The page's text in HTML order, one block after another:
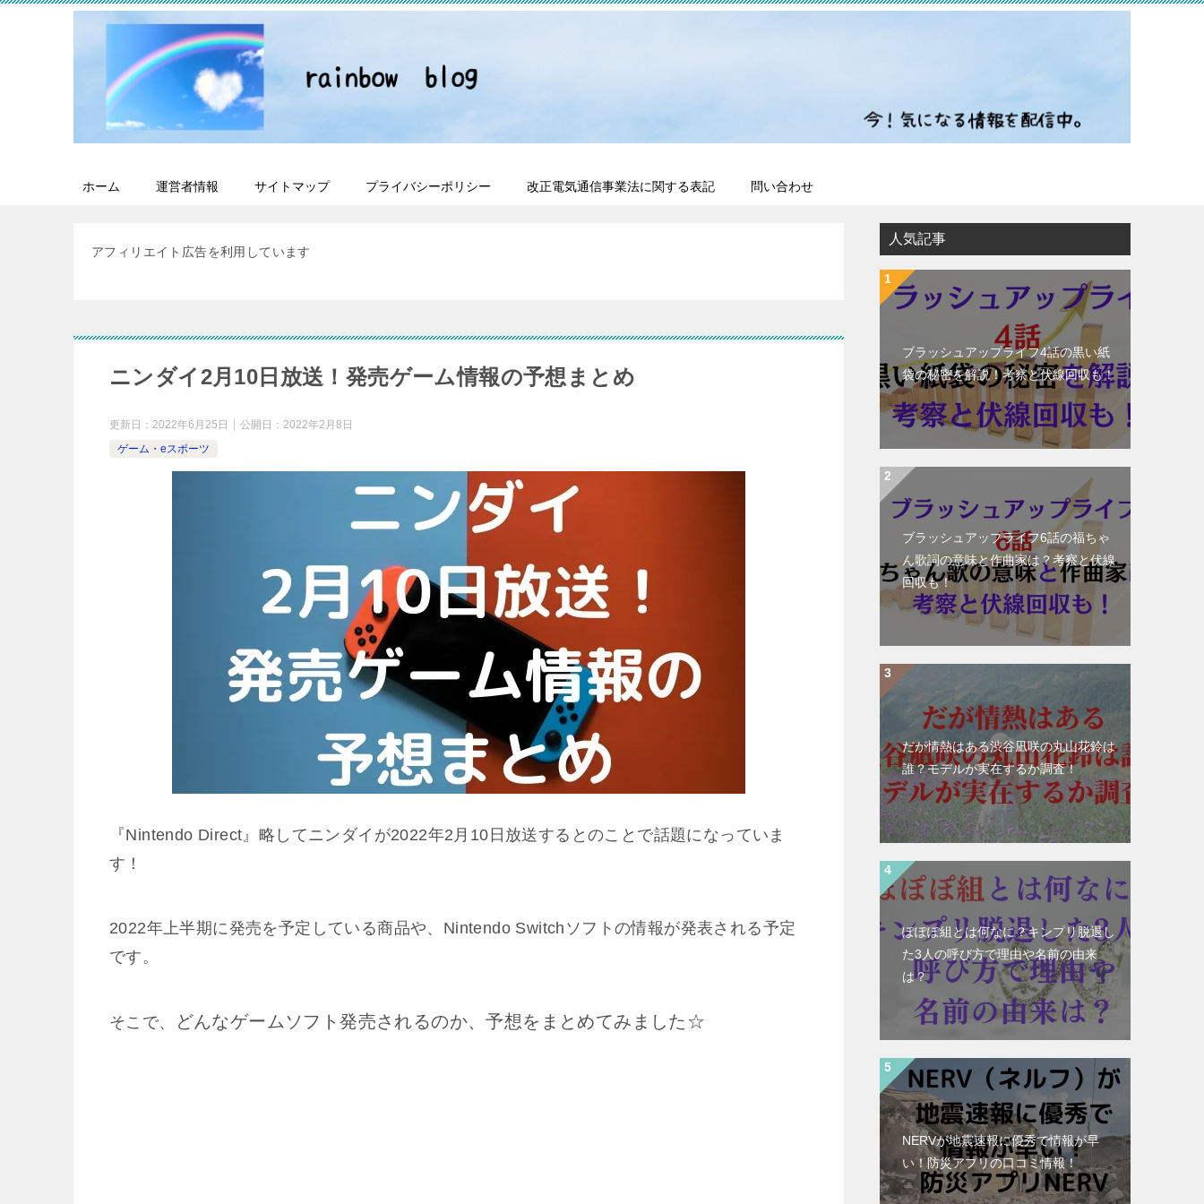
ホーム 運営者情報 サイトマップ プライバシーポリシー 改正電気通信事業法に関する表記 問い合わせ
アフィリエイト広告を利用しています
ニンダイ2月10日放送！発売ゲーム情報の予想まとめ
更新日： 2022年6月25日 公開日： 2022年2月8日
ゲーム・eスポーツ
『Nintendo Direct』略してニンダイが2022年2月10日放送するとのことで話題になっていま
す！
2022年上半期に発売を予定している商品や、Nintendo Switchソフトの情報が発表される予定
です。
そこで、 どんなゲームソフト発売されるのか、予想をまとめてみました☆
人気記事
ブラッシュアップライフ4話の黒い紙
袋の秘密を解説！考察と伏線回収も！
ブラッシュアップライフ6話の福ちゃ
ん歌詞の意味と作曲家は？考察と伏線
回収も！
だが情熱はある渋谷凪咲の丸山花鈴は
誰？モデルが実在するか調査！
ぽぽぽ組とは何なに？キンプリ脱退し
た3人の呼び方で理由や名前の由来
は？
NERVが地震速報に優秀で情報が早
い！防災アプリの口コミ情報！